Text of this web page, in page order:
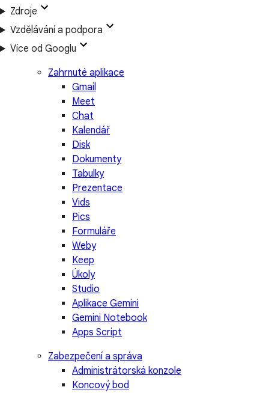
Zdroje
Vzdělávání a podpora
Více od Googlu
Zahrnuté aplikace
Gmail
Meet
Chat
Kalendář
Disk
Dokumenty
Tabulky
Prezentace
Vids
Pics
Formuláře
Weby
Keep
Úkoly
Studio
Aplikace Gemini
Gemini Notebook
Apps Script
Zabezpečení a správa
Administrátorská konzole
Koncový bod